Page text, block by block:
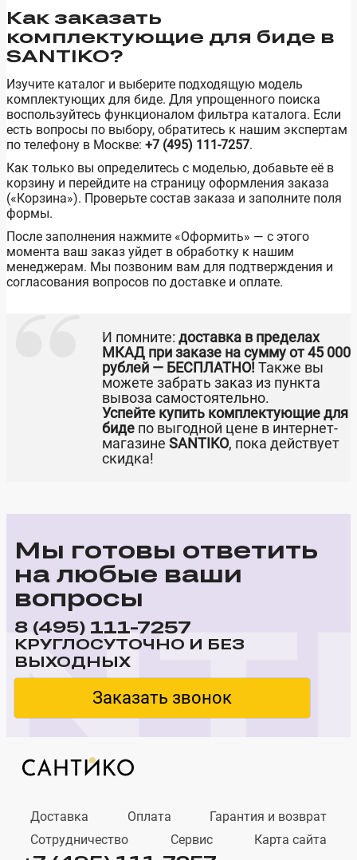
Как заказать
комплектующие для биде в
SANTIKO?
Изучите каталог и выберите подходящую модель
комплектующих для биде. Для упрощенного поиска
воспользуйтесь функционалом фильтра каталога. Если
есть вопросы по выбору, обратитесь к нашим экспертам
по телефону в Москве: +7 (495) 111-7257.
Как только вы определитесь с моделью, добавьте её в
корзину и перейдите на страницу оформления заказа
(«Корзина»). Проверьте состав заказа и заполните поля
формы.
После заполнения нажмите «Оформить» — с этого
момента ваш заказ уйдет в обработку к нашим
менеджерам. Мы позвоним вам для подтверждения и
согласования вопросов по доставке и оплате.
И помните: доставка в пределах
МКАД при заказе на сумму от 45 000
рублей — БЕСПЛАТНО! Также вы
можете забрать заказ из пункта
вывоза самостоятельно.
Успейте купить комплектующие для
биде по выгодной цене в интернет-
магазине SANTIKO, пока действует
скидка!
Мы готовы ответить
на любые ваши
вопросы
8 (495) 111-7257
КРУГЛОСУТОЧНО И БЕЗ
ВЫХОДНЫХ
Заказать звонок
Доставка Оплата
Гарантия и возврат
Сотрудничество
Сервис Карта сайта